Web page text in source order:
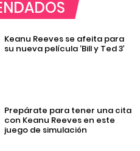
Keanu Reeves se afeita para
su nueva película ‘Bill y Ted 3’
Prepárate para tener una cita
con Keanu Reeves en este
juego de simulación